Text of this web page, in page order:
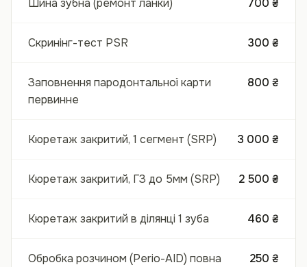
Шина зубна (ремонт ланки) 700 ₴
Скринінг-тест PSR 300 ₴
Заповнення пародонтальної карти
первинне
800 ₴
Кюретаж закритий, 1 сегмент (SRP) 3 000 ₴
Кюретаж закритий, ГЗ до 5мм (SRP) 2 500 ₴
Кюретаж закритий в ділянці 1 зуба 460 ₴
Обробка розчином (Perio-AID) повна 250 ₴